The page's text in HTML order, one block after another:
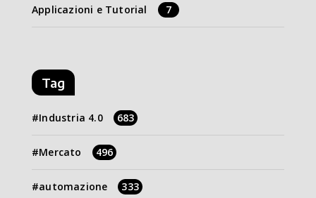
Applicazioni e Tutorial 7
Tag
Industria 4.0 683
Mercato 496
automazione 333